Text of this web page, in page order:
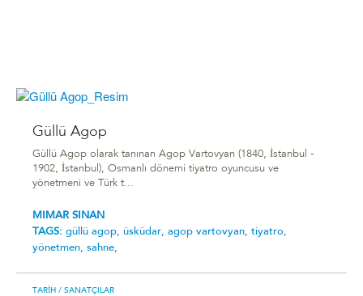
Güllü Agop
Güllü Agop olarak tanınan Agop Vartovyan (1840, İstanbul -
1902, İstanbul), Osmanlı dönemi tiyatro oyuncusu ve
yönetmeni ve Türk t...
MIMAR SINAN
TAGS: güllü agop, üsküdar, agop vartovyan, tiyatro,
yönetmen, sahne,
TARIH / SANATÇILAR